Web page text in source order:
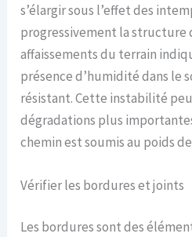
s’élargir sous l’effet des
progressivement la structure
affaissements du terrain
présence d’humidité dans le
résistant. Cette instabilité
dégradations plus
chemin est soumis au poids
Vérifier les bordures et joints
Les bordures sont des